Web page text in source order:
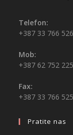
Telefon:
+387 33 766 526
Mob:
+387 62 752 225
Fax:
+387 33 766 525
Pratite nas